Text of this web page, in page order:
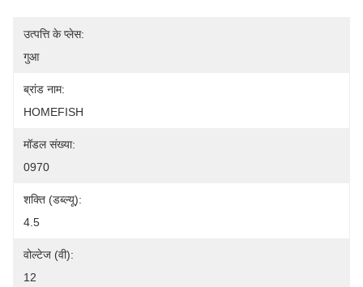
उत्पत्ति के प्लेस:
गुआ
ब्रांड नाम:
HOMEFISH
मॉडल संख्या:
0970
शक्ति (डब्ल्यू):
4.5
वोल्टेज (वी):
12